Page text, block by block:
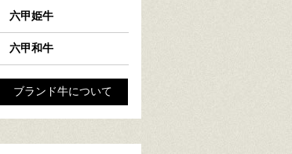
六甲姫牛
六甲和牛